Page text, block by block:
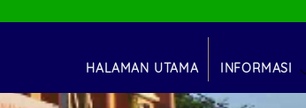
INFORMASI
INFORMASI PONDOK
HALAMAN UTAMA